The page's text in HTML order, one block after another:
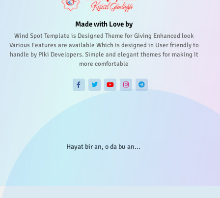
Made with Love by
Wind Spot Template is Designed Theme for Giving Enhanced look
Various Features are available Which is designed in User friendly to
handle by Piki Developers. Simple and elegant themes for making it
more comfortable
Hayat bir an, o da bu an...